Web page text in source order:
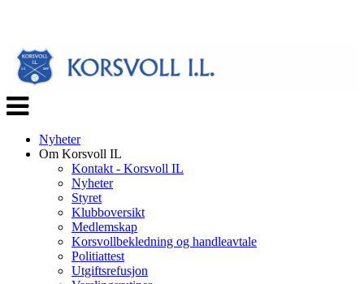
Veksle
navigasjon
Nyheter
Om Korsvoll IL
Kontakt - Korsvoll IL
Nyheter
Styret
Klubboversikt
Medlemskap
Korsvollbekledning og handleavtale
Politiattest
Utgiftsrefusjon